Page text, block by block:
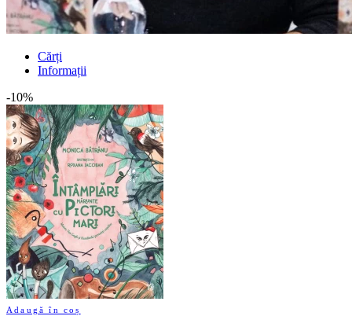
Cărți
Informații
-10%
Adaugă în coș